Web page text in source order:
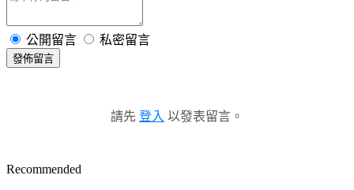
公開留言 私密留言
發佈留言
請先 登入 以發表留言。
Recommended